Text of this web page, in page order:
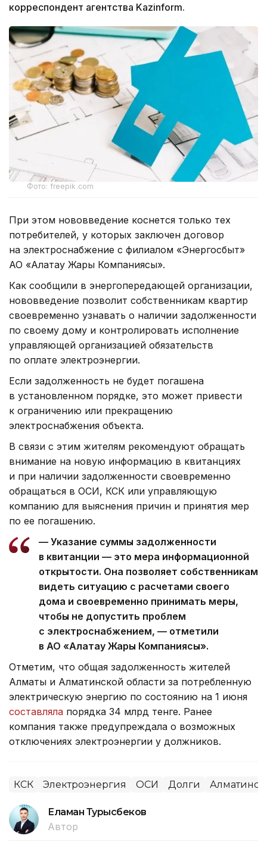
корреспондент агентства Kazinform.
Фото: freepik.com
При этом нововведение коснется только тех
потребителей, у которых заключен договор
на электроснабжение с филиалом «Энергосбыт»
АО «Алатау Жарық Компаниясы».
Как сообщили в энергопередающей организации,
нововведение позволит собственникам квартир
своевременно узнавать о наличии задолженности
по своему дому и контролировать исполнение
управляющей организацией обязательств
по оплате электроэнергии.
Если задолженность не будет погашена
в установленном порядке, это может привести
к ограничению или прекращению
электроснабжения объекта.
В связи с этим жителям рекомендуют обращать
внимание на новую информацию в квитанциях
и при наличии задолженности своевременно
обращаться в ОСИ, КСК или управляющую
компанию для выяснения причин и принятия мер
по ее погашению.
— Указание суммы задолженности
в квитанции — это мера информационной
открытости. Она позволяет собственникам
видеть ситуацию с расчетами своего
дома и своевременно принимать меры,
чтобы не допустить проблем
с электроснабжением, — отметили
в АО «Алатау Жарық Компаниясы».
Отметим, что общая задолженность жителей
Алматы и Алматинской области за потребленную
электрическую энергию по состоянию на 1 июня
составляла порядка 34 млрд тенге. Ранее
компания также предупреждала о возможных
отключениях электроэнергии у должников.
КСК Электроэнергия ОСИ Долги
Еламан Турысбеков
Автор